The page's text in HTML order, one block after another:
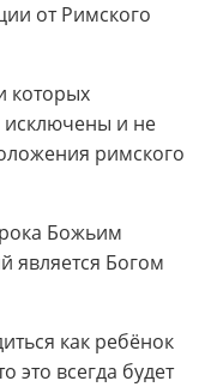
от Римского
которых
и не
римского
Божьим
является Богом
как ребёнок
это всегда будет